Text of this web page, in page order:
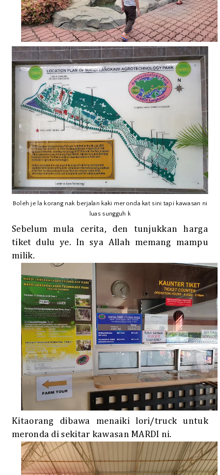
Boleh je la korang nak berjalan kaki meronda kat sini tapi kawasan ni
luas sungguh k
Sebelum mula cerita, den tunjukkan harga
tiket dulu ye. In sya Allah memang mampu
milik.
Kitaorang dibawa menaiki lori/truck untuk
meronda di sekitar kawasan MARDI ni.